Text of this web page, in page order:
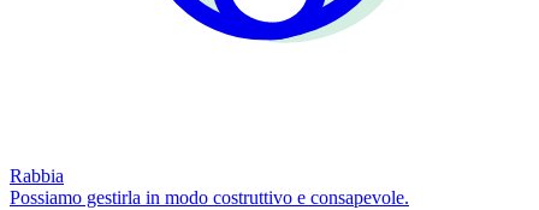
Rabbia
Possiamo gestirla in modo costruttivo e consapevole.